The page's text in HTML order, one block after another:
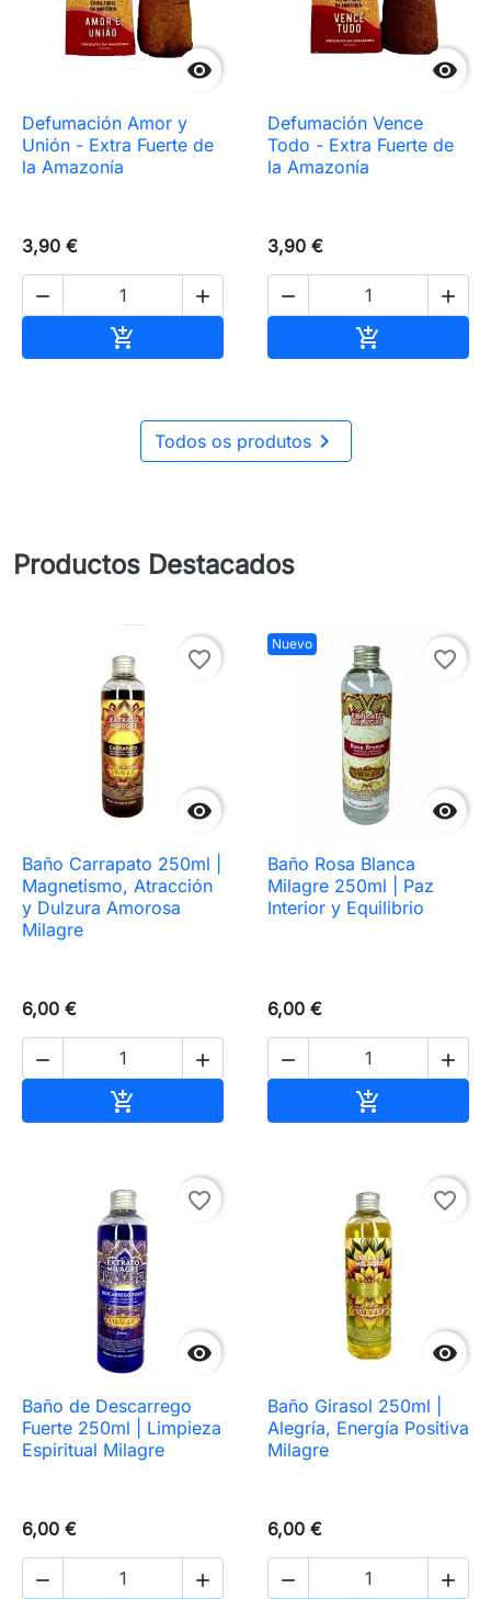

Defumación Amor y
Unión - Extra Fuerte de
la Amazonía
3,90 €
 


Defumación Vence
Todo - Extra Fuerte de
la Amazonía
3,90 €
 

Todos os produtos
Productos Destacados

favorite_border
Baño Carrapato 250ml |
Magnetismo, Atracción
y Dulzura Amorosa
Milagre
6,00 €
 

Nuevo

favorite_border
Baño Rosa Blanca
Milagre 250ml | Paz
Interior y Equilibrio
6,00 €
 


favorite_border
Baño de Descarrego
Fuerte 250ml | Limpieza
Espiritual Milagre
6,00 €
 

favorite_border
Baño Girasol 250ml |
Alegría, Energía Positiva
Milagre
6,00 €
 